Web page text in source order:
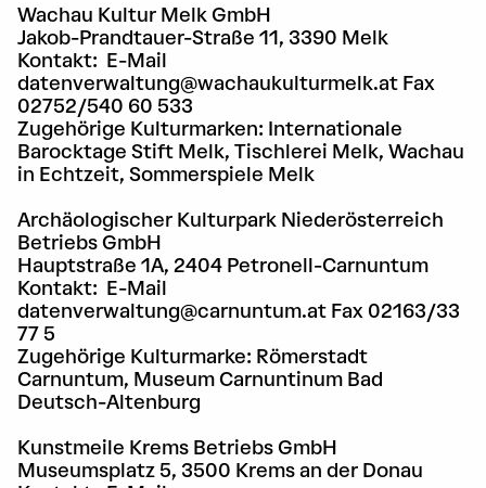
Wachau Kultur Melk GmbH
Jakob-Prandtauer-Straße 11, 3390 Melk
Kontakt: E-Mail
datenverwaltung@wachaukulturmelk.at Fax
02752/540 60 533
Zugehörige Kulturmarken: Internationale
Barocktage Stift Melk, Tischlerei Melk, Wachau
in Echtzeit, Sommerspiele Melk
Archäologischer Kulturpark Niederösterreich
Betriebs GmbH
Hauptstraße 1A, 2404 Petronell-Carnuntum
Kontakt: E-Mail
datenverwaltung@carnuntum.at Fax 02163/33
77 5
Zugehörige Kulturmarke: Römerstadt
Carnuntum, Museum Carnuntinum Bad
Deutsch-Altenburg
Kunstmeile Krems Betriebs GmbH
Museumsplatz 5, 3500 Krems an der Donau